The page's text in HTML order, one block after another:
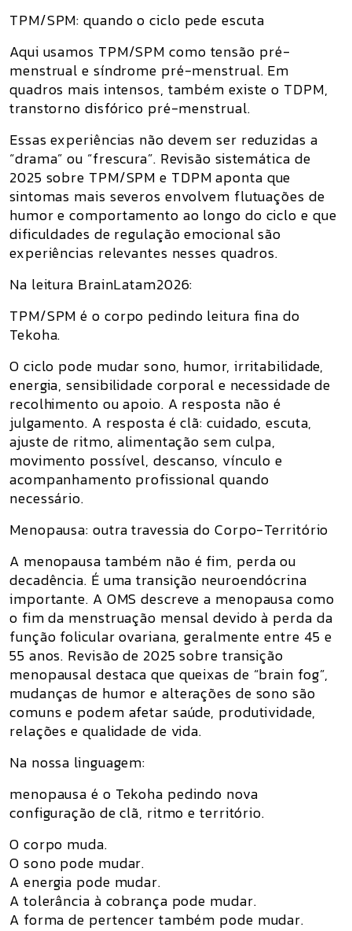
TPM/SPM: quando o ciclo pede escuta
Aqui usamos TPM/SPM como tensão pré-
menstrual e síndrome pré-menstrual. Em
quadros mais intensos, também existe o TDPM,
transtorno disfórico pré-menstrual.
Essas experiências não devem ser reduzidas a
“drama” ou “frescura”. Revisão sistemática de
2025 sobre TPM/SPM e TDPM aponta que
sintomas mais severos envolvem flutuações de
humor e comportamento ao longo do ciclo e que
dificuldades de regulação emocional são
experiências relevantes nesses quadros.
Na leitura BrainLatam2026:
TPM/SPM é o corpo pedindo leitura fina do
Tekoha.
O ciclo pode mudar sono, humor, irritabilidade,
energia, sensibilidade corporal e necessidade de
recolhimento ou apoio. A resposta não é
julgamento. A resposta é clã: cuidado, escuta,
ajuste de ritmo, alimentação sem culpa,
movimento possível, descanso, vínculo e
acompanhamento profissional quando
necessário.
Menopausa: outra travessia do Corpo-Território
A menopausa também não é fim, perda ou
decadência. É uma transição neuroendócrina
importante. A OMS descreve a menopausa como
o fim da menstruação mensal devido à perda da
função folicular ovariana, geralmente entre 45 e
55 anos. Revisão de 2025 sobre transição
menopausal destaca que queixas de “brain fog”,
mudanças de humor e alterações de sono são
comuns e podem afetar saúde, produtividade,
relações e qualidade de vida.
Na nossa linguagem:
menopausa é o Tekoha pedindo nova
configuração de clã, ritmo e território.
O corpo muda.
O sono pode mudar.
A energia pode mudar.
A tolerância à cobrança pode mudar.
A forma de pertencer também pode mudar.